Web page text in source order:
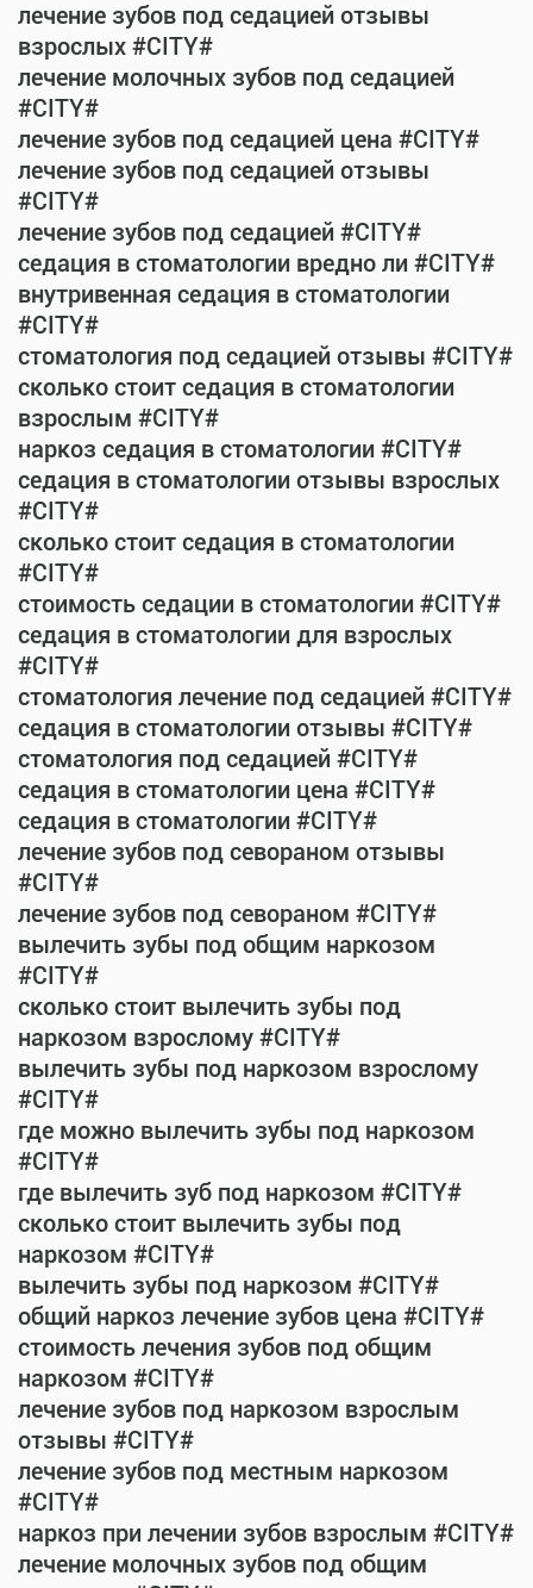
лечение зубов под седацией отзывы
взрослых #CITY#
лечение молочных зубов под седацией
#CITY#
лечение зубов под седацией цена #CITY#
лечение зубов под седацией отзывы
#CITY#
лечение зубов под седацией #CITY#
седация в стоматологии вредно ли #CITY#
внутривенная седация в стоматологии
#CITY#
стоматология под седацией отзывы #CITY#
сколько стоит седация в стоматологии
взрослым #CITY#
наркоз седация в стоматологии #CITY#
седация в стоматологии отзывы взрослых
#CITY#
сколько стоит седация в стоматологии
#CITY#
стоимость седации в стоматологии #CITY#
седация в стоматологии для взрослых
#CITY#
стоматология лечение под седацией #CITY#
седация в стоматологии отзывы #CITY#
стоматология под седацией #CITY#
седация в стоматологии цена #CITY#
седация в стоматологии #CITY#
лечение зубов под севораном отзывы
#CITY#
лечение зубов под севораном #CITY#
вылечить зубы под общим наркозом
#CITY#
сколько стоит вылечить зубы под
наркозом взрослому #CITY#
вылечить зубы под наркозом взрослому
#CITY#
где можно вылечить зубы под наркозом
#CITY#
где вылечить зуб под наркозом #CITY#
сколько стоит вылечить зубы под
наркозом #CITY#
вылечить зубы под наркозом #CITY#
общий наркоз лечение зубов цена #CITY#
стоимость лечения зубов под общим
наркозом #CITY#
лечение зубов под наркозом взрослым
отзывы #CITY#
лечение зубов под местным наркозом
#CITY#
наркоз при лечении зубов взрослым #CITY#
лечение молочных зубов под общим